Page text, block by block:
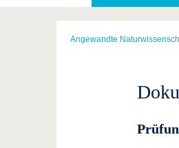
Partnerschaften &
Strukturwandel
Angewandte